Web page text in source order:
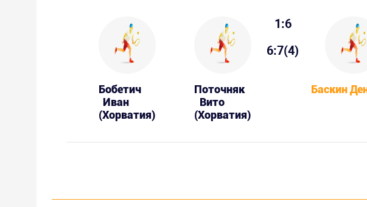
Бобетич
Иван
(Хорватия)
Поточняк
Вито
(Хорватия)
1:6
6:7(4)
Баскин